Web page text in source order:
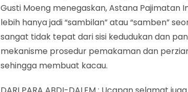
Gusti Moeng menegaskan, Astana Pajimatan
lebih hanya jadi “sambilan” atau “samben”
sangat tidak tepat dari sisi kedudukan dan
mekanisme prosedur pemakaman dan
sehingga membuat kacau.